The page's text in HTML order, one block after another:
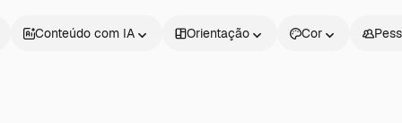
Conteúdo com IA Orientação Cor